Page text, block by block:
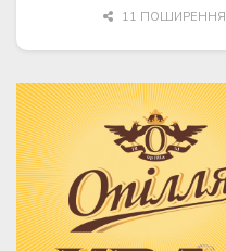
11 ПОШИРЕННЯ